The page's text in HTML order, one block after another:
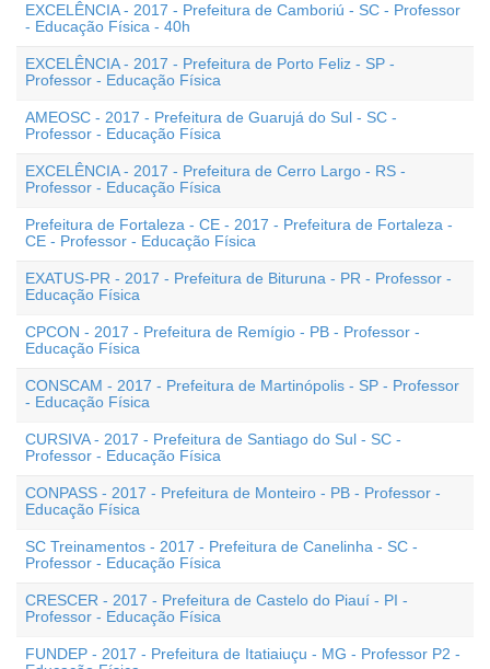
EXCELÊNCIA - 2017 - Prefeitura de Camboriú - SC - Professor
- Educação Física - 40h
EXCELÊNCIA - 2017 - Prefeitura de Porto Feliz - SP -
Professor - Educação Física
AMEOSC - 2017 - Prefeitura de Guarujá do Sul - SC -
Professor - Educação Física
EXCELÊNCIA - 2017 - Prefeitura de Cerro Largo - RS -
Professor - Educação Física
Prefeitura de Fortaleza - CE - 2017 - Prefeitura de Fortaleza -
CE - Professor - Educação Física
EXATUS-PR - 2017 - Prefeitura de Bituruna - PR - Professor -
Educação Física
CPCON - 2017 - Prefeitura de Remígio - PB - Professor -
Educação Física
CONSCAM - 2017 - Prefeitura de Martinópolis - SP - Professor
- Educação Física
CURSIVA - 2017 - Prefeitura de Santiago do Sul - SC -
Professor - Educação Física
CONPASS - 2017 - Prefeitura de Monteiro - PB - Professor -
Educação Física
SC Treinamentos - 2017 - Prefeitura de Canelinha - SC -
Professor - Educação Física
CRESCER - 2017 - Prefeitura de Castelo do Piauí - PI -
Professor - Educação Física
FUNDEP - 2017 - Prefeitura de Itatiaiuçu - MG - Professor P2 -